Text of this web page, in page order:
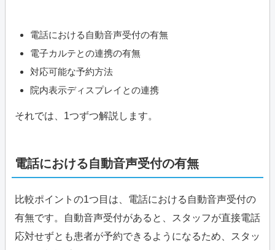
電話における自動音声受付の有無
電子カルテとの連携の有無
対応可能な予約方法
院内表示ディスプレイとの連携
それでは、1つずつ解説します。
電話における自動音声受付の有無
比較ポイントの1つ目は、電話における自動音声受付の
有無です。自動音声受付があると、スタッフが直接電話
応対せずとも患者が予約できるようになるため、スタッ